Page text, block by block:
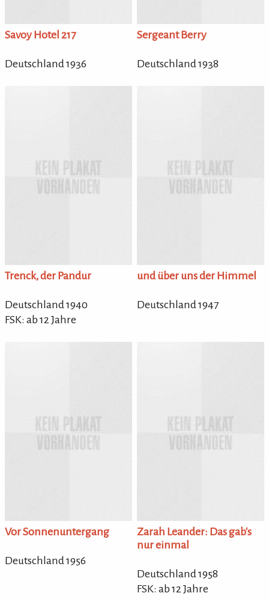
Savoy Hotel 217
Deutschland 1936
Sergeant Berry
Deutschland 1938
Trenck, der Pandur
Deutschland 1940
FSK: ab 12 Jahre
und über uns der Himmel
Deutschland 1947
Vor Sonnenuntergang
Deutschland 1956
Zarah Leander: Das gab's
nur einmal
Deutschland 1958
FSK: ab 12 Jahre